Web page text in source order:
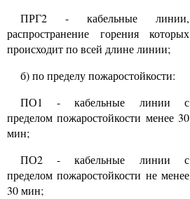
ПРГ2 - кабельные линии,
распространение горения которых
происходит по всей длине линии;
б) по пределу пожаростойкости:
ПО1 - кабельные линии с
пределом пожаростойкости менее 30
мин;
ПО2 - кабельные линии с
пределом пожаростойкости не менее
30 мин;